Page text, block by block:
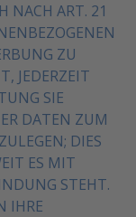
NACH ART. 21
ZU
JEDERZEIT
SIE
DATEN ZUM
DIES
ES MIT
STEHT.
IHRE